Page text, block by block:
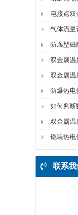
电接点双
气体流量
防腐型磁
双金属温
双金属温
防爆热电
如何判断
双金属温
铠装热电
联系我